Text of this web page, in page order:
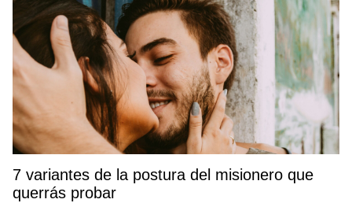
7 variantes de la postura del misionero que
querrás probar